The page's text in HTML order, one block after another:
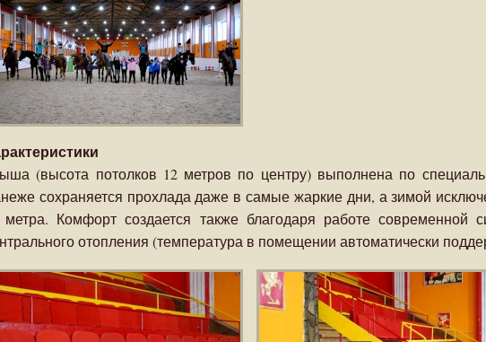
(высота потолков 12 метров по центру) выполнена по
сохраняется прохлада даже в самые жаркие дни, а зимой
метра. Комфорт создается также благодаря работе
отопления (температура в помещении автоматически